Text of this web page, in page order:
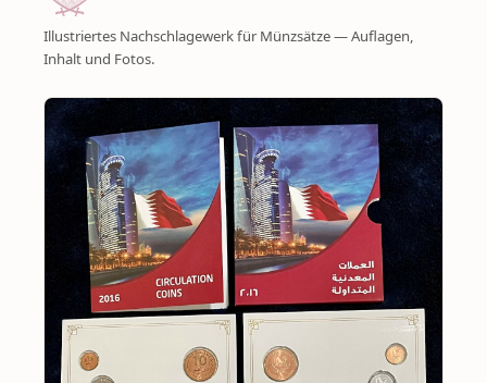
Illustriertes Nachschlagewerk für Münzsätze — Auflagen,
Inhalt und Fotos.